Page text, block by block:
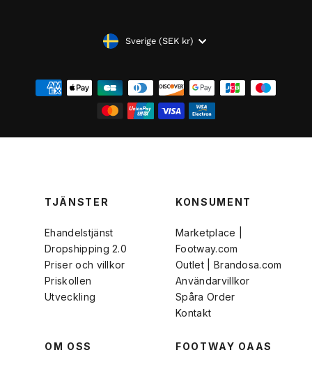
VALUTASverige (SEK kr)
TJÄNSTER
Ehandelstjänst
Dropshipping 2.0
Priser och villkor
Priskollen
Utveckling
KONSUMENT
Marketplace |
Footway.com
Outlet | Brandosa.com
Användarvillkor
Spåra Order
Kontakt
OM OSS FOOTWAY OAAS